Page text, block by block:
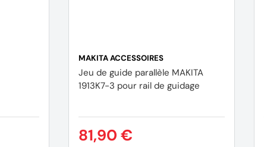
MAKITA ACCESSOIRES
Jeu de guide parallèle MAKITA
1913K7-3 pour rail de guidage
81,90 €